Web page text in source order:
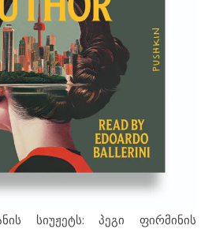
სიუჟეტს: პეგი ფირმინის